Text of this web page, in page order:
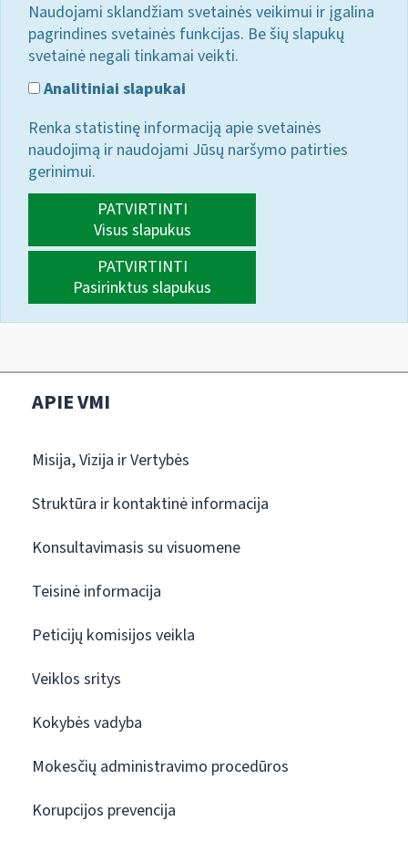
Naudojami sklandžiam svetainės veikimui ir įgalina
pagrindines svetainės funkcijas. Be šių slapukų
svetainė negali tinkamai veikti.
Analitiniai slapukai
Renka statistinę informaciją apie svetainės
naudojimą ir naudojami Jūsų naršymo patirties
gerinimui.
PATVIRTINTI
Visus slapukus
PATVIRTINTI
Pasirinktus slapukus
APIE VMI
Misija, Vizija ir Vertybės
Struktūra ir kontaktinė informacija
Konsultavimasis su visuomene
Teisinė informacija
Peticijų komisijos veikla
Veiklos sritys
Kokybės vadyba
Mokesčių administravimo procedūros
Korupcijos prevencija